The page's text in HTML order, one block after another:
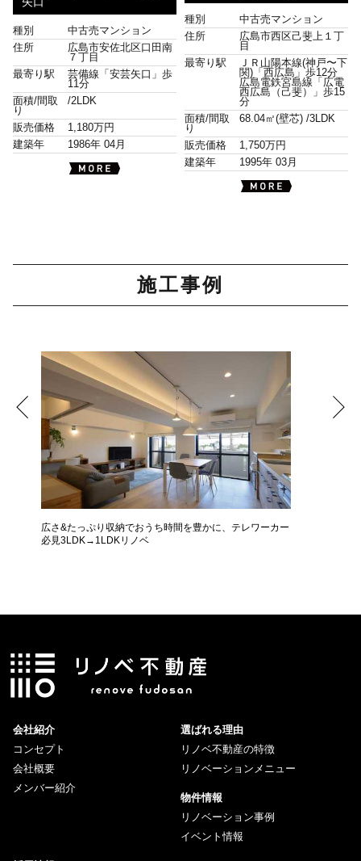
種別
中古売マンション
住所
広島市安佐北区口田南
７丁目
最寄り駅
芸備線「安芸矢口」歩
11分
面積/間取
り
/2LDK
販売価格
1,180万円
建築年
1986年 04月
種別
中古売マンション
住所
広島市西区己斐上１丁
目
最寄り駅
ＪＲ山陽本線(神戸〜下
関)「西広島」歩12分
広島電鉄宮島線「広電
西広島（己斐）」歩15
分
面積/間取
り
68.04㎡(壁芯) /3LDK
販売価格
1,750万円
建築年
1995年 03月
施工事例
広さ&たっぷり収納でおうち時間を豊かに、テレワーカー
必見3LDK→1LDKリノベ
会社紹介
コンセプト
会社概要
メンバー紹介
選ばれる理由
リノベ不動産の特徴
リノベーションメニュー
物件情報
リノベーション事例
イベント情報